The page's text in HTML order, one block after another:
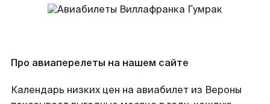
Про авиаперелеты на нашем сайте
Календарь низких цен на авиабилет из Вероны